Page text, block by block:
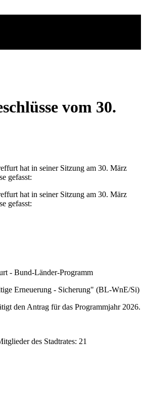
vom 30.
hat in seiner Sitzung am 30. März
gefasst:
hat in seiner Sitzung am 30. März
gefasst:
- Bund-Länder-Programm
Erneuerung - Sicherung" (BL-WnE/Si)
den Antrag für das Programmjahr 2026.
des Stadtrates: 21